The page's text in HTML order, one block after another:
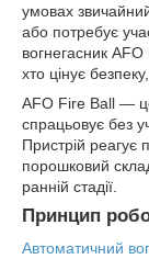
умовах
або потребує
вогнегасник
хто цінує
AFO Fire Ball —
спрацьовує без
Пристрій
порошковий
ранній стадії.
Принцип
Автоматичний